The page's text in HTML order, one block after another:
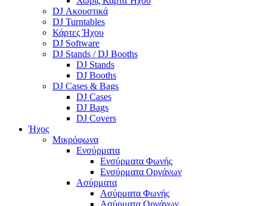
DJ Ακουστικά
DJ Turntables
Κάρτες Ήχου
DJ Software
DJ Stands / DJ Booths
DJ Stands
DJ Booths
DJ Cases & Bags
DJ Cases
DJ Bags
DJ Covers
Ήχος
Μικρόφωνα
Ενσύρματα
Ενσύρματα Φωνής
Ενσύρματα Οργάνων
Ασύρματα
Ασύρματα Φωνής
Ασύρματα Οργάνων